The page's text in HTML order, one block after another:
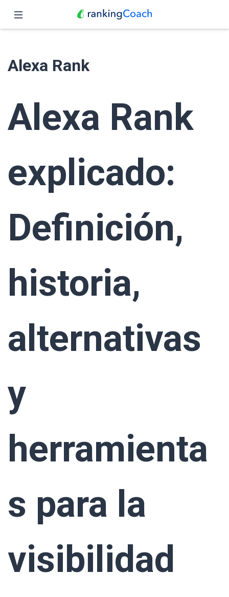
Funciones
Revendedores
Español
Alexa Rank
Alexa Rank
explicado:
Definición,
historia,
alternativas
y
herramienta
s para la
visibilidad